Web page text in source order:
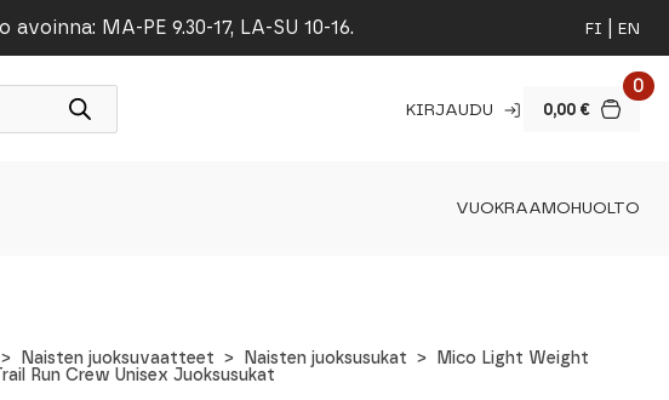
MA-PE 9.30-17, LA-SU 10-16. FI EN
KIRJAUDU 0,00 €
0
VUOKRAAMOHUOLTO
Naisten juoksuvaatteet Naisten juoksusukat
Mico Light Weight
Run Crew Unisex Juoksusukat